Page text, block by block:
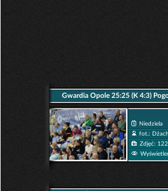
Gwardia Opole 25:25 (K 4:3)
Niedziela
fot.:
Zdjęć: 122